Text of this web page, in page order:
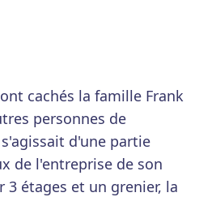
cachés la famille Frank
personnes de
d'une partie
de l'entreprise de son
3 étages et un grenier, la